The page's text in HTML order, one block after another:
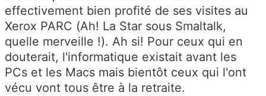
effectivement bien profité de ses visites au
Xerox PARC (Ah! La Star sous Smaltalk,
quelle merveille !). Ah si! Pour ceux qui en
douterait, l'informatique existait avant les
PCs et les Macs mais bientôt ceux qui l'ont
vécu vont tous être à la retraite.